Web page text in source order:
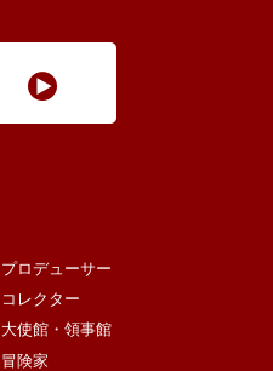
プロデューサー
コレクター
大使館・領事館
冒険家